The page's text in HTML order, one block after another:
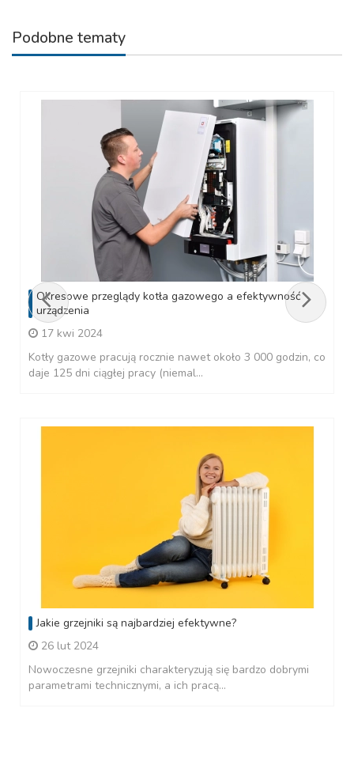
Podobne tematy
Okresowe przeglądy kotła gazowego a efektywność
urządzenia
17 kwi 2024
Kotły gazowe pracują rocznie nawet około 3 000 godzin, co
daje 125 dni ciągłej pracy (niemal...
Jakie grzejniki są najbardziej efektywne?
26 lut 2024
Nowoczesne grzejniki charakteryzują się bardzo dobrymi
parametrami technicznymi, a ich pracą...